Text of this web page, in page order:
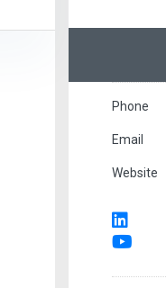
Phone
Email
Website